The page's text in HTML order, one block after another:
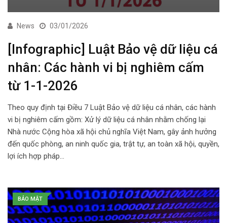
News 03/01/2026
[Infographic] Luật Bảo vệ dữ liệu cá
nhân: Các hành vi bị nghiêm cấm
từ 1-1-2026
Theo quy định tại Điều 7 Luật Bảo vệ dữ liệu cá nhân, các hành
vi bị nghiêm cấm gồm: Xử lý dữ liệu cá nhân nhằm chống lại
Nhà nước Cộng hòa xã hội chủ nghĩa Việt Nam, gây ảnh hưởng
đến quốc phòng, an ninh quốc gia, trật tự, an toàn xã hội, quyền,
lợi ích hợp pháp…
BẢO MẬT